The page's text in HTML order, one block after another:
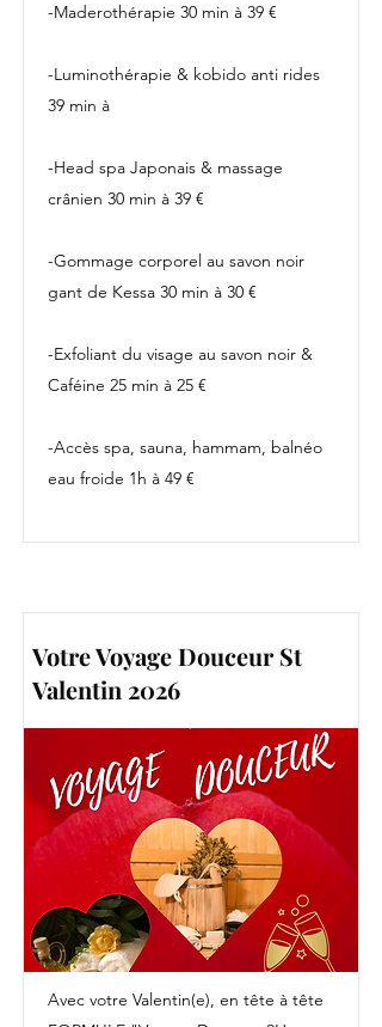
-Maderothérapie 30 min à 39 €
-Luminothérapie & kobido anti rides
39 min à
-Head spa Japonais & massage
crânien 30 min à 39 €
-Gommage corporel au savon noir
gant de Kessa 30 min à 30 €
-Exfoliant du visage au savon noir &
Caféine 25 min à 25 €
-Accès spa, sauna, hammam, balnéo
eau froide 1h à 49 €
Votre Voyage Douceur St
Valentin 2026
Avec votre Valentin(e), en tête à tête